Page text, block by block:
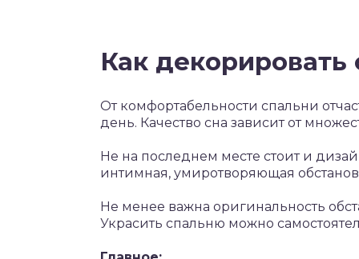
Как
От комфортабельности спальни
день. Качество сна зависит от
Не на последнем месте стоит и
интимная, умиротворяющая
Не менее важна оригинальность
Украсить спальню можно